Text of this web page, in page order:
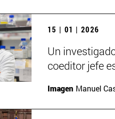
15 | 01 | 2026
Un
coeditor jefe
Imagen Manuel